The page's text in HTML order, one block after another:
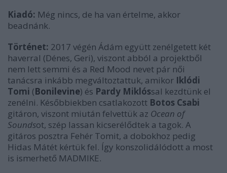
Kiadó: Még nincs, de ha van értelme, akkor
beadnánk.
Történet: 2017 végén Ádám együtt zenélgetett két
haverral (Dénes, Geri), viszont abból a projektből
nem lett semmi és a Red Mood nevet pár női
tanácsra inkább megváltoztattuk, amikor Iklódi
Tomi (Bonilevine) és Pardy Miklóssal kezdtünk el
zenélni. Későbbiekben csatlakozott Botos Csabi
gitáron, viszont miután felvettük az Ocean of
Soundsot, szép lassan kicserélődtek a tagok. A
gitáros posztra Fehér Tomit, a dobokhoz pedig
Hidas Mátét kértük fel. Így konszolidálódott a most
is ismerhető MADMIKE.